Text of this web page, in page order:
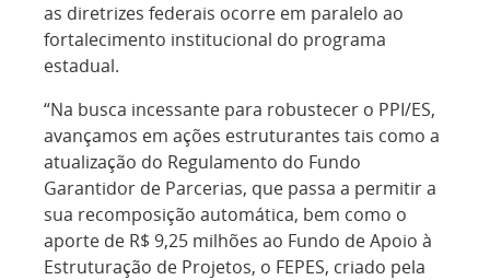
as diretrizes federais ocorre em paralelo ao
fortalecimento institucional do programa
estadual.
“Na busca incessante para robustecer o PPI/ES,
avançamos em ações estruturantes tais como a
atualização do Regulamento do Fundo
Garantidor de Parcerias, que passa a permitir a
sua recomposição automática, bem como o
aporte de R$ 9,25 milhões ao Fundo de Apoio à
Estruturação de Projetos, o FEPES, criado pela